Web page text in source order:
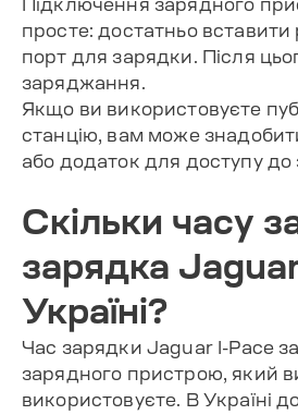
Підключення зарядного
просте: достатньо вставити
порт для зарядки. Після
заряджання.
Якщо ви використовуєте
станцію, вам може
або додаток для доступу
Скільки часу
зарядка
Україні?
Час зарядки Jaguar I-Pace
зарядного пристрою, який
використовуєте. В Україні